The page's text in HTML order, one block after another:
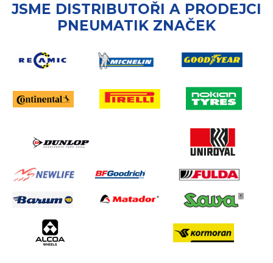
JSME DISTRIBUTOŘI A PRODEJCI
PNEUMATIK ZNAČEK